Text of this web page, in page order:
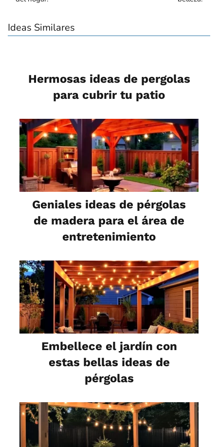
Ideas Similares
Hermosas ideas de pergolas
para cubrir tu patio
Geniales ideas de pérgolas
de madera para el área de
entretenimiento
Embellece el jardín con
estas bellas ideas de
pérgolas